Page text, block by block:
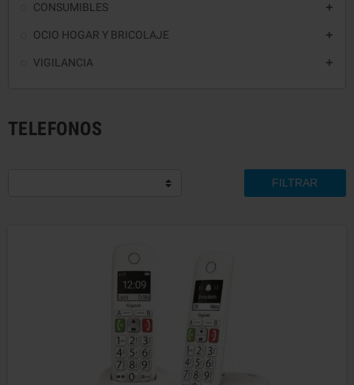
CONSUMIBLES 
OCIO HOGAR Y BRICOLAJE 
VIGILANCIA 
TELEFONOS
FILTRAR